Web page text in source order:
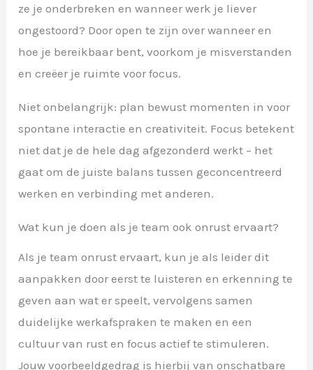
ze je onderbreken en wanneer werk je liever
ongestoord? Door open te zijn over wanneer en
hoe je bereikbaar bent, voorkom je misverstanden
en creëer je ruimte voor focus.
Niet onbelangrijk: plan bewust momenten in voor
spontane interactie en creativiteit. Focus betekent
niet dat je de hele dag afgezonderd werkt – het
gaat om de juiste balans tussen geconcentreerd
werken en verbinding met anderen.
Wat kun je doen als je team ook onrust ervaart?
Als je team onrust ervaart, kun je als leider dit
aanpakken door eerst te luisteren en erkenning te
geven aan wat er speelt, vervolgens samen
duidelijke werkafspraken te maken en een
cultuur van rust en focus actief te stimuleren.
Jouw voorbeeldgedrag is hierbij van onschatbare